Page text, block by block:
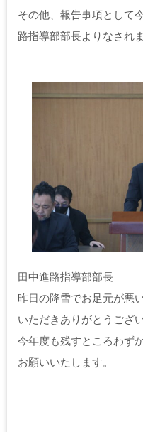
その他、報告事項として
路指導部部長よりなされま
田中進路指導部部長
昨日の降雪でお足元が悪
いただきありがとうござ
今年度も残すところわず
お願いいたします。